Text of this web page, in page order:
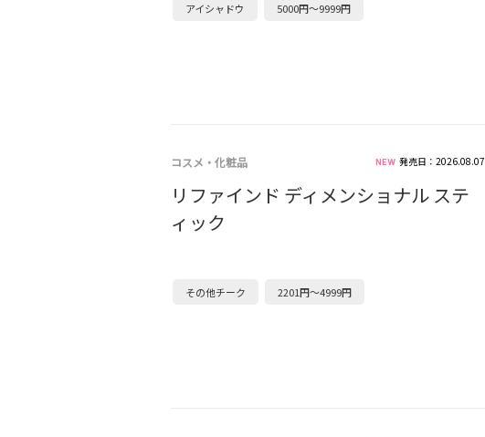
アイシャドウ 5000円～9999円
コスメ・化粧品 発売日：2026.08.07
リファインド ディメンショナル ステ
ィック
その他チーク 2201円～4999円